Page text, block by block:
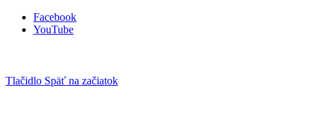
Facebook
YouTube
Tlačidlo Späť na začiatok